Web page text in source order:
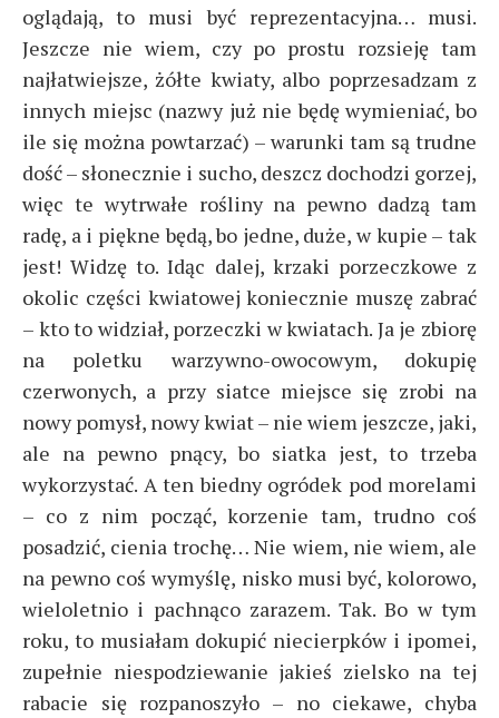
oglądają, to musi być reprezentacyjna… musi.
Jeszcze nie wiem, czy po prostu rozsieję tam
najłatwiejsze, żółte kwiaty, albo poprzesadzam z
innych miejsc (nazwy już nie będę wymieniać, bo
ile się można powtarzać) – warunki tam są trudne
dość – słonecznie i sucho, deszcz dochodzi gorzej,
więc te wytrwałe rośliny na pewno dadzą tam
radę, a i piękne będą, bo jedne, duże, w kupie – tak
jest! Widzę to. Idąc dalej, krzaki porzeczkowe z
okolic części kwiatowej koniecznie muszę zabrać
– kto to widział, porzeczki w kwiatach. Ja je zbiorę
na poletku warzywno-owocowym, dokupię
czerwonych, a przy siatce miejsce się zrobi na
nowy pomysł, nowy kwiat – nie wiem jeszcze, jaki,
ale na pewno pnący, bo siatka jest, to trzeba
wykorzystać. A ten biedny ogródek pod morelami
– co z nim począć, korzenie tam, trudno coś
posadzić, cienia trochę… Nie wiem, nie wiem, ale
na pewno coś wymyślę, nisko musi być, kolorowo,
wieloletnio i pachnąco zarazem. Tak. Bo w tym
roku, to musiałam dokupić niecierpków i ipomei,
zupełnie niespodziewanie jakieś zielsko na tej
rabacie się rozpanoszyło – no ciekawe, chyba